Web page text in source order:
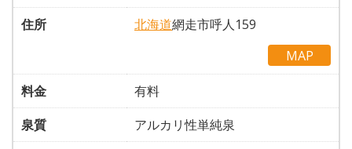
住所
北海道網走市呼人159
MAP
料金
有料
泉質
アルカリ性単純泉